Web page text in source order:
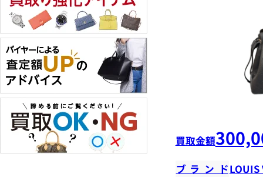
買取金額
ブランドLOUIS